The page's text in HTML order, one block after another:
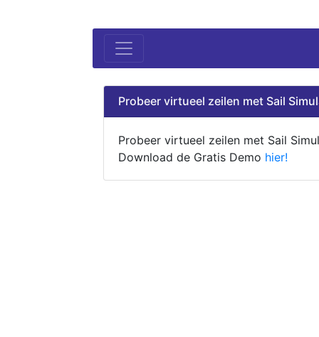
Probeer virtueel zeilen met Sail
Probeer virtueel zeilen met Sail
Download de Gratis Demo hier!